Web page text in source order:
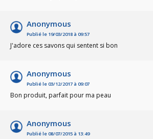
Anonymous
Publié le 19/03/2018 à 09:57
J'adore ces savons qui sentent si bon
Anonymous
Publié le 03/12/2017 à 09:07
Bon produit, parfait pour ma peau
Anonymous
Publié le 08/07/2015 à 13:49